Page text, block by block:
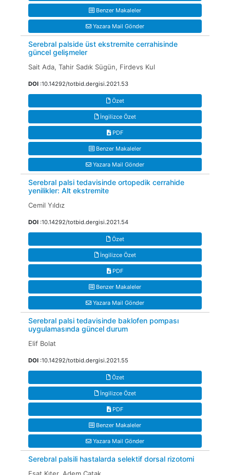
Benzer Makaleler
Yazara Mail Gönder
Serebral palside üst ekstremite cerrahisinde
güncel gelişmeler
Sait Ada, Tahir Sadık Sügün, Firdevs Kul
DOI :10.14292/totbid.dergisi.2021.53
Özet
İngilizce Özet
PDF
Benzer Makaleler
Yazara Mail Gönder
Serebral palsi tedavisinde ortopedik cerrahide
yenilikler: Alt ekstremite
Cemil Yıldız
DOI :10.14292/totbid.dergisi.2021.54
Özet
İngilizce Özet
PDF
Benzer Makaleler
Yazara Mail Gönder
Serebral palsi tedavisinde baklofen pompası
uygulamasında güncel durum
Elif Bolat
DOI :10.14292/totbid.dergisi.2021.55
Özet
İngilizce Özet
PDF
Benzer Makaleler
Yazara Mail Gönder
Serebral palsili hastalarda selektif dorsal rizotomi